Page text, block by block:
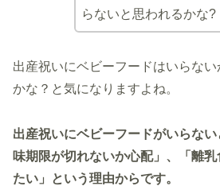
らないと思われるかな?
出産祝いにベビーフードはいらな
かな？と気になりますよね。
出産祝いにベビーフードがいらな
味期限が切れないか心配」、「離
たい」という理由からです。